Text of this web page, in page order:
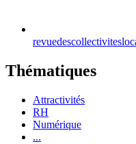
Thématiques
Attractivités
RH
Numérique
...